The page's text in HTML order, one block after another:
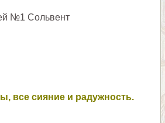
№1 Сольвент
все сияние и радужность.